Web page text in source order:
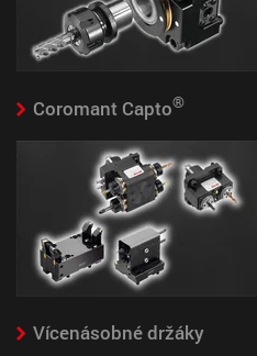
Safe
The benefit for you:
clamping force.
powRgrip ®
The benefit for you:
system of today and
Coromant Capto®
Vícenásobné držáky